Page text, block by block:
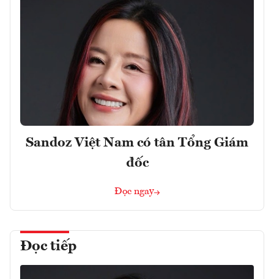
Sandoz Việt Nam có tân Tổng Giám
đốc
Đọc ngay
Đọc tiếp